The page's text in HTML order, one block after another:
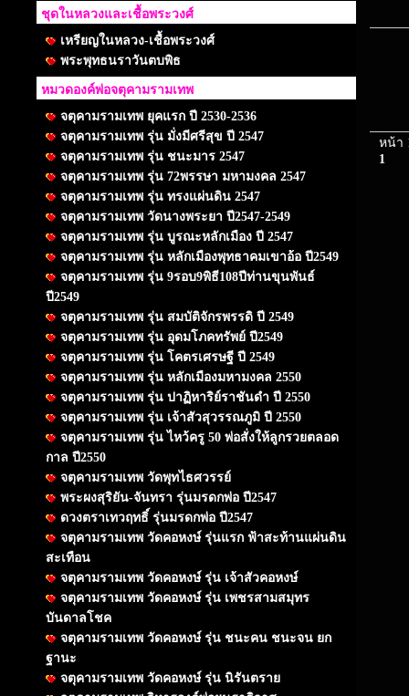
ชุดในหลวงและเชื้อพระวงศ์
เหรียญในหลวง-เชื้อพระวงศ์
พระพุทธนราวันตบพิธ
หมวดองค์พ่อจตุคามรามเทพ
จตุคามรามเทพ ยุคแรก ปี 2530-2536
จตุคามรามเทพ รุ่น มั่งมีศรีสุข ปี 2547
จตุคามรามเทพ รุ่น ชนะมาร 2547
จตุคามรามเทพ รุ่น 72พรรษา มหามงคล 2547
จตุคามรามเทพ รุ่น ทรงแผ่นดิน 2547
จตุคามรามเทพ วัดนางพระยา ปี2547-2549
จตุคามรามเทพ รุ่น บูรณะหลักเมือง ปี 2547
จตุคามรามเทพ รุ่น หลักเมืองพุทธาคมเขาอ้อ ปี2549
จตุคามรามเทพ รุ่น 9รอบ9พิธี108ปีท่านขุนพันธ์
ปี2549
จตุคามรามเทพ รุ่น สมบัติจักรพรรดิ ปี 2549
จตุคามรามเทพ รุ่น อุดมโภคทรัพย์ ปี2549
จตุคามรามเทพ รุ่น โคตรเศรษฐี ปี 2549
จตุคามรามเทพ รุ่น หลักเมืองมหามงคล 2550
จตุคามรามเทพ รุ่น ปาฏิหาริย์ราชันดำ ปี 2550
จตุคามรามเทพ รุ่น เจ้าสัวสุวรรณภูมิ ปี 2550
จตุคามรามเทพ รุ่น ไหว้ครู 50 พ่อสั่งให้ลูกรวยตลอด
กาล ปี2550
จตุคามรามเทพ วัดพุทไธศวรรย์
พระผงสุริยัน-จันทรา รุ่นมรดกพ่อ ปี2547
ดวงตราเทวฤทธิ์ รุ่นมรดกพ่อ ปี2547
จตุคามรามเทพ วัดคอหงษ์ รุ่นแรก ฟ้าสะท้านแผ่นดิน
สะเทือน
จตุคามรามเทพ วัดคอหงษ์ รุ่น เจ้าสัวคอหงษ์
จตุคามรามเทพ วัดคอหงษ์ รุ่น เพชรสามสมุทร
บันดาลโชค
จตุคามรามเทพ วัดคอหงษ์ รุ่น ชนะคน ชนะจน ยก
ฐานะ
จตุคามรามเทพ วัดคอหงษ์ รุ่น นิรันตราย
หน้า
1